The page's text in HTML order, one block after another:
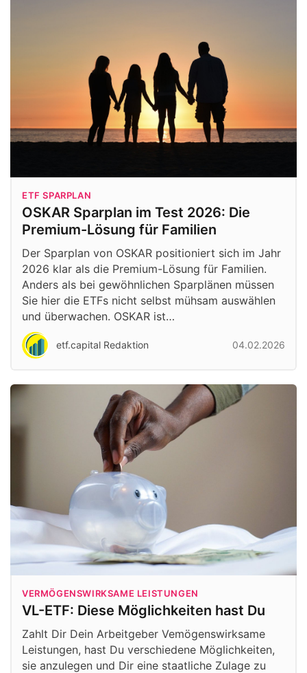
ETF SPARPLAN
OSKAR Sparplan im Test 2026: Die
Premium-Lösung für Familien
Der Sparplan von OSKAR positioniert sich im Jahr
2026 klar als die Premium-Lösung für Familien.
Anders als bei gewöhnlichen Sparplänen müssen
Sie hier die ETFs nicht selbst mühsam auswählen
und überwachen. OSKAR ist…
etf.capital Redaktion 04.02.2026
VERMÖGENSWIRKSAME LEISTUNGEN
VL-ETF: Diese Möglichkeiten hast Du
Zahlt Dir Dein Arbeitgeber Vemögenswirksame
Leistungen, hast Du verschiedene Möglichkeiten,
sie anzulegen und Dir eine staatliche Zulage zu